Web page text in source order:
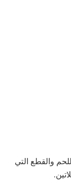
والقطع التي